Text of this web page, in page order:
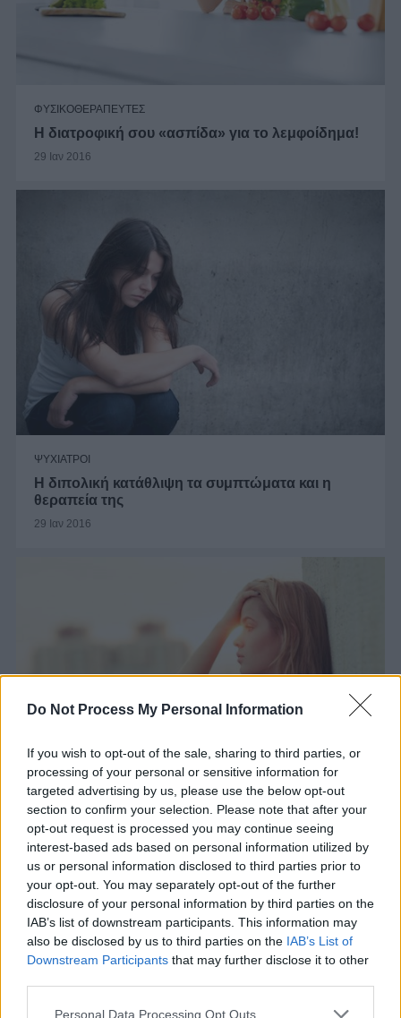
Do Not Process My Personal Information
If you wish to opt-out of the sale, sharing to third parties, or
processing of your personal or sensitive information for
targeted advertising by us, please use the below opt-out
section to confirm your selection. Please note that after your
opt-out request is processed you may continue seeing
interest-based ads based on personal information utilized by
us or personal information disclosed to third parties prior to
your opt-out. You may separately opt-out of the further
disclosure of your personal information by third parties on the
IAB’s list of downstream participants. This information may
also be disclosed by us to third parties on the IAB’s List of
Downstream Participants that may further disclose it to other
Please note that this website/app uses one or more Google
Personal Data Processing Opt Outs
ΦΥΣΙΚΟΘΕΡΑΠΕΥΤΕΣ
Η διατροφική σου «ασπίδα» για το λεμφοίδημα!
29 Ιαν 2016
ΨΥΧΙΑΤΡΟΙ
Η διπολική κατάθλιψη τα συμπτώματα και η
θεραπεία της
29 Ιαν 2016
ΨΥΧΙΑΤΡΟΙ
Τι είναι η Γνωσιακή Συμπεριφορική
Ψυχοθεραπεία και σε ποιές καταστάσεις
ενδείκνυται;
29 Ιαν 2016